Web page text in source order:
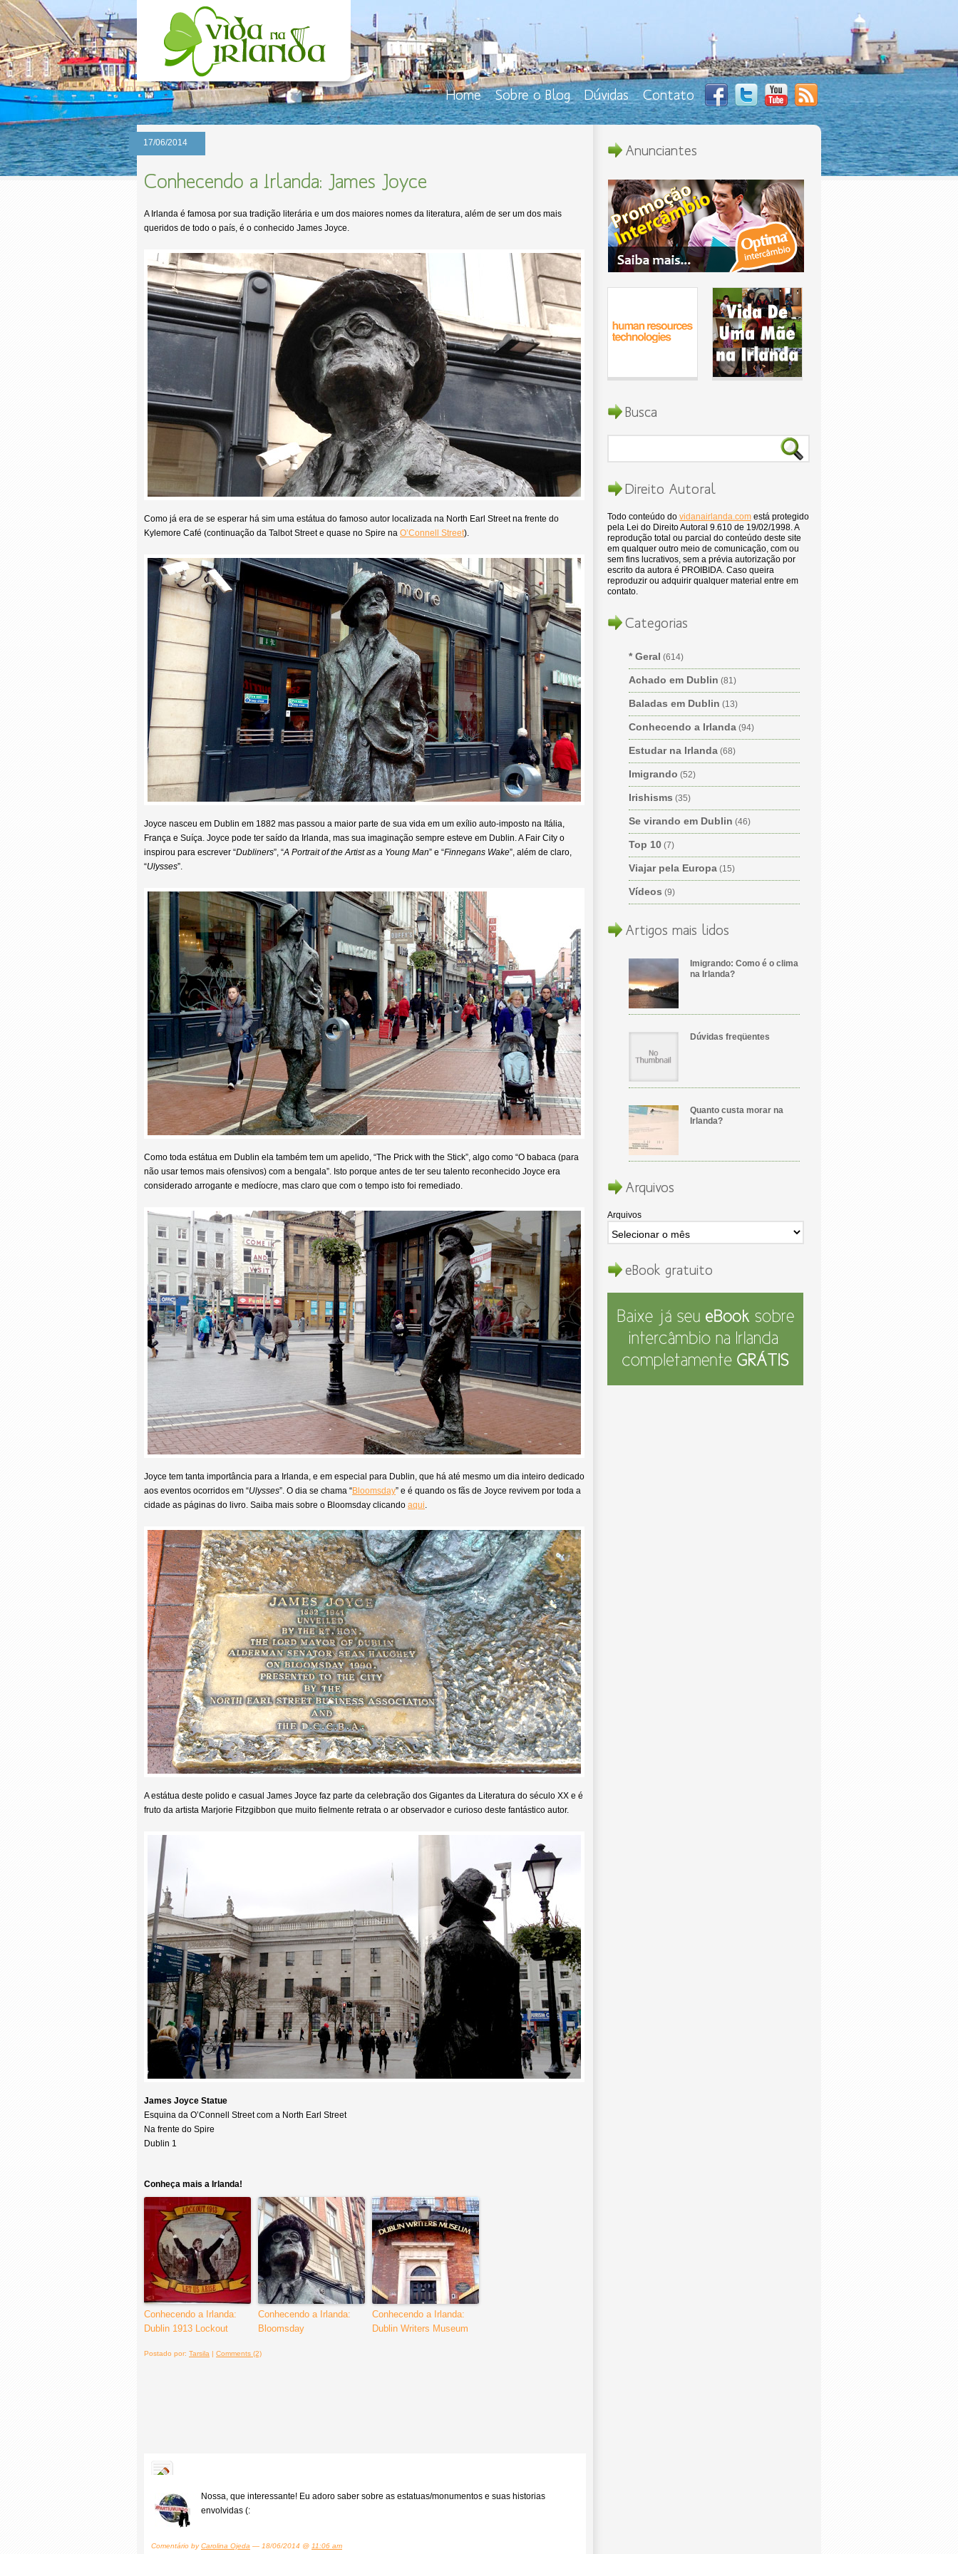
Home Sobre o Blog Dúvidas Contato
17/06/2014
Conhecendo a Irlanda: James Joyce
A Irlanda é famosa por sua tradição literária e um dos maiores nomes da literatura, além de ser um dos mais
queridos de todo o país, é o conhecido James Joyce.
Como já era de se esperar há sim uma estátua do famoso autor localizada na North Earl Street na frente do
Kylemore Café (continuação da Talbot Street e quase no Spire na O’Connell Street).
Joyce nasceu em Dublin em 1882 mas passou a maior parte de sua vida em um exílio auto-imposto na Itália,
França e Suíça. Joyce pode ter saído da Irlanda, mas sua imaginação sempre esteve em Dublin. A Fair City o
inspirou para escrever “Dubliners”, “A Portrait of the Artist as a Young Man” e “Finnegans Wake”, além de claro,
“Ulysses”.
Como toda estátua em Dublin ela também tem um apelido, “The Prick with the Stick”, algo como “O babaca (para
não usar temos mais ofensivos) com a bengala”. Isto porque antes de ter seu talento reconhecido Joyce era
considerado arrogante e medíocre, mas claro que com o tempo isto foi remediado.
Joyce tem tanta importância para a Irlanda, e em especial para Dublin, que há até mesmo um dia inteiro dedicado
aos eventos ocorridos em “Ulysses”. O dia se chama “Bloomsday” e é quando os fãs de Joyce revivem por toda a
cidade as páginas do livro. Saiba mais sobre o Bloomsday clicando aqui.
A estátua deste polido e casual James Joyce faz parte da celebração dos Gigantes da Literatura do século XX e é
fruto da artista Marjorie Fitzgibbon que muito fielmente retrata o ar observador e curioso deste fantástico autor.
James Joyce Statue
Esquina da O’Connell Street com a North Earl Street
Na frente do Spire
Dublin 1
Conheça mais a Irlanda!
Conhecendo a Irlanda:
Dublin 1913 Lockout
Conhecendo a Irlanda:
Bloomsday
Conhecendo a Irlanda:
Dublin Writers Museum
Postado por: Tarsila | Comments (2)
Nossa, que interessante! Eu adoro saber sobre as estatuas/monumentos e suas historias
envolvidas (:
Comentário byCarolina Ojeda — 18/06/2014 @ 11:06 am
Anunciantes
Busca
Direito Autoral
Todo conteúdo do vidanairlanda.com está protegido
pela Lei do Direito Autoral 9.610 de 19/02/1998. A
reprodução total ou parcial do conteúdo deste site
em qualquer outro meio de comunicação, com ou
sem fins lucrativos, sem a prévia autorização por
escrito da autora é PROIBIDA. Caso queira
reproduzir ou adquirir qualquer material entre em
contato.
Categorias
* Geral (614)
Achado em Dublin (81)
Baladas em Dublin (13)
Conhecendo a Irlanda (94)
Estudar na Irlanda (68)
Imigrando (52)
Irishisms (35)
Se virando em Dublin (46)
Top 10 (7)
Viajar pela Europa (15)
Vídeos (9)
Artigos mais lidos
Imigrando: Como é o clima
na Irlanda?
Dúvidas freqüentes
Quanto custa morar na
Irlanda?
Arquivos
Arquivos
eBook gratuito